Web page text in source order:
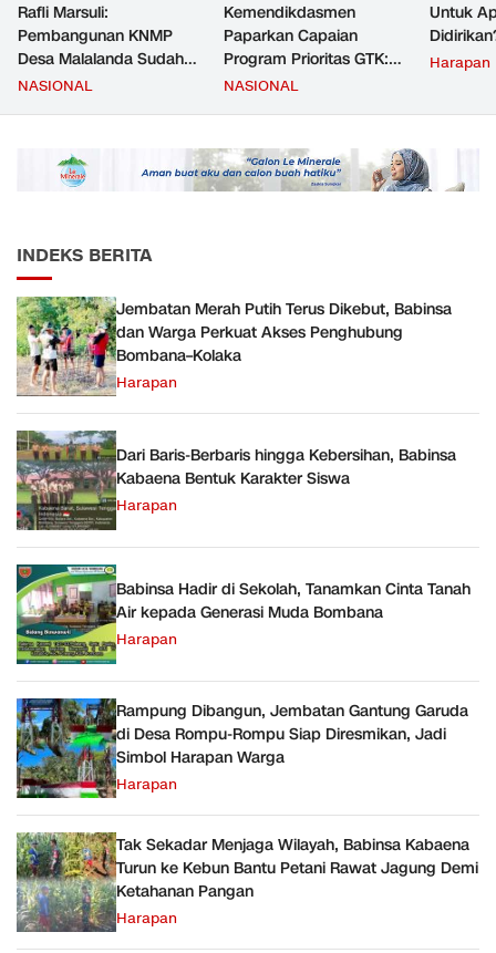
Rafli Marsuli:
Pembangunan KNMP
Desa Malalanda Sudah
Mencapai 69 Persen dan
JMD dan JMF
NASIONAL
Kemendikdasmen
Paparkan Capaian
Program Prioritas GTK:
Kompetensi Meningkat,
NASIONAL
Untuk
Harapan
INDEKS BERITA
Jembatan Merah Putih Terus Dikebut, Babinsa
dan Warga Perkuat Akses Penghubung
Bombana–Kolaka
Harapan
Dari Baris-Berbaris hingga Kebersihan, Babinsa
Kabaena Bentuk Karakter Siswa
Harapan
Babinsa Hadir di Sekolah, Tanamkan Cinta Tanah
Air kepada Generasi Muda Bombana
Harapan
Rampung Dibangun, Jembatan Gantung Garuda
di Desa Rompu-Rompu Siap Diresmikan, Jadi
Simbol Harapan Warga
Harapan
Tak Sekadar Menjaga Wilayah, Babinsa Kabaena
Turun ke Kebun Bantu Petani Rawat Jagung Demi
Ketahanan Pangan
Harapan